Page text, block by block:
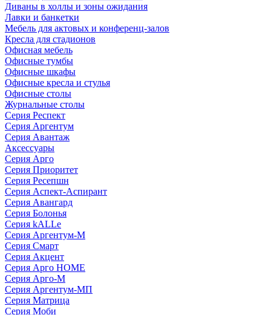
Диваны в холлы и зоны ожидания
Лавки и банкетки
Мебель для актовых и конференц-залов
Кресла для стадионов
Офисная мебель
Офисные тумбы
Офисные шкафы
Офисные кресла и стулья
Офисные столы
Журнальные столы
Серия Респект
Серия Аргентум
Серия Авантаж
Аксессуары
Серия Арго
Серия Приоритет
Серия Ресепшн
Серия Аспект-Аспирант
Серия Авангард
Серия Болонья
Серия kALLe
Серия Аргентум-М
Серия Смарт
Серия Акцент
Серия Арго HOME
Серия Арго-М
Серия Аргентум-МП
Серия Матрица
Серия Моби